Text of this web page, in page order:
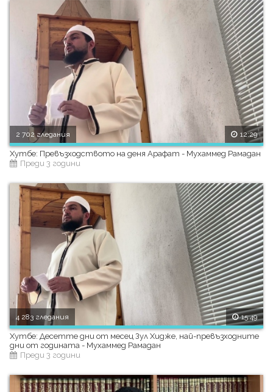
2 702 гледания 12:29
Хутбе: Превъзходството на деня Арафат - Мухаммед Рамадан
Преди 3 години
4 283 гледания 15:49
Хутбе: Десетте дни от месец Зул Хидже, най-превъзходните
дни от годината - Мухаммед Рамадан
Преди 3 години